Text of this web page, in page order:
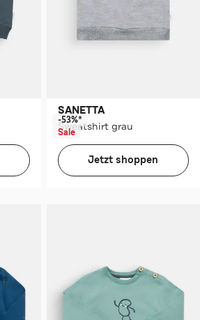
SANETTA
Sweatshirt grau
-53%*
Sale
Jetzt shoppen